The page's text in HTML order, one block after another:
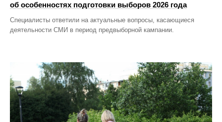
об особенностях подготовки выборов 2026 года
Специалисты ответили на актуальные вопросы, касающиеся
деятельности СМИ в период предвыборной кампании.